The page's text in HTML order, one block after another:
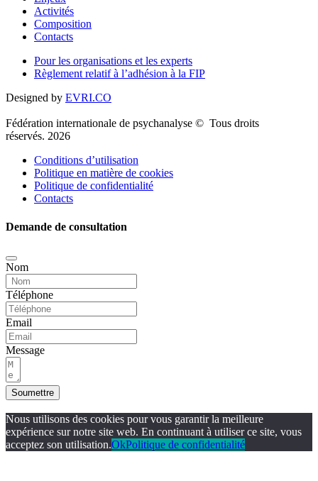
Activités
Composition
Contacts
Pour les organisations et les experts
Règlement relatif à l’adhésion à la FIP
Designed by EVRI.CO
Fédération internationale de psychanalyse © Tous droits
réservés. 2026
Conditions d’utilisation
Politique en matière de cookies
Politique de confidentialité
Contacts
Demande de consultation
Nom
Téléphone
Email
Message
Soumettre
Nous utilisons des cookies pour vous garantir la meilleure
expérience sur notre site web. En continuant à utiliser ce site, vous
acceptez son utilisation.OkPolitique de confidentialité